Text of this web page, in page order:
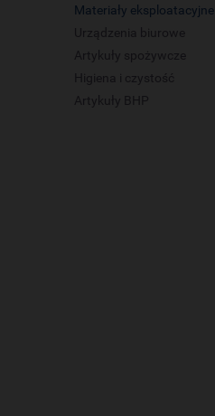
Materiały eksploatacyjne
Urządzenia biurowe
Artykuły spożywcze
Higiena i czystość
Artykuły BHP